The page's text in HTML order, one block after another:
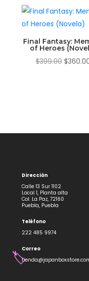
Final Fantasy:
of Heroes
$399.00 El
$
Dirección
Calle 13 Sur 1102
Local 1, Planta alta
Col. La Paz, 72160
Puebla, Puebla
Teléfono
222 485 9974
Correo
🏷️